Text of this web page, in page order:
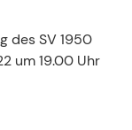
des SV 1950
um 19.00 Uhr